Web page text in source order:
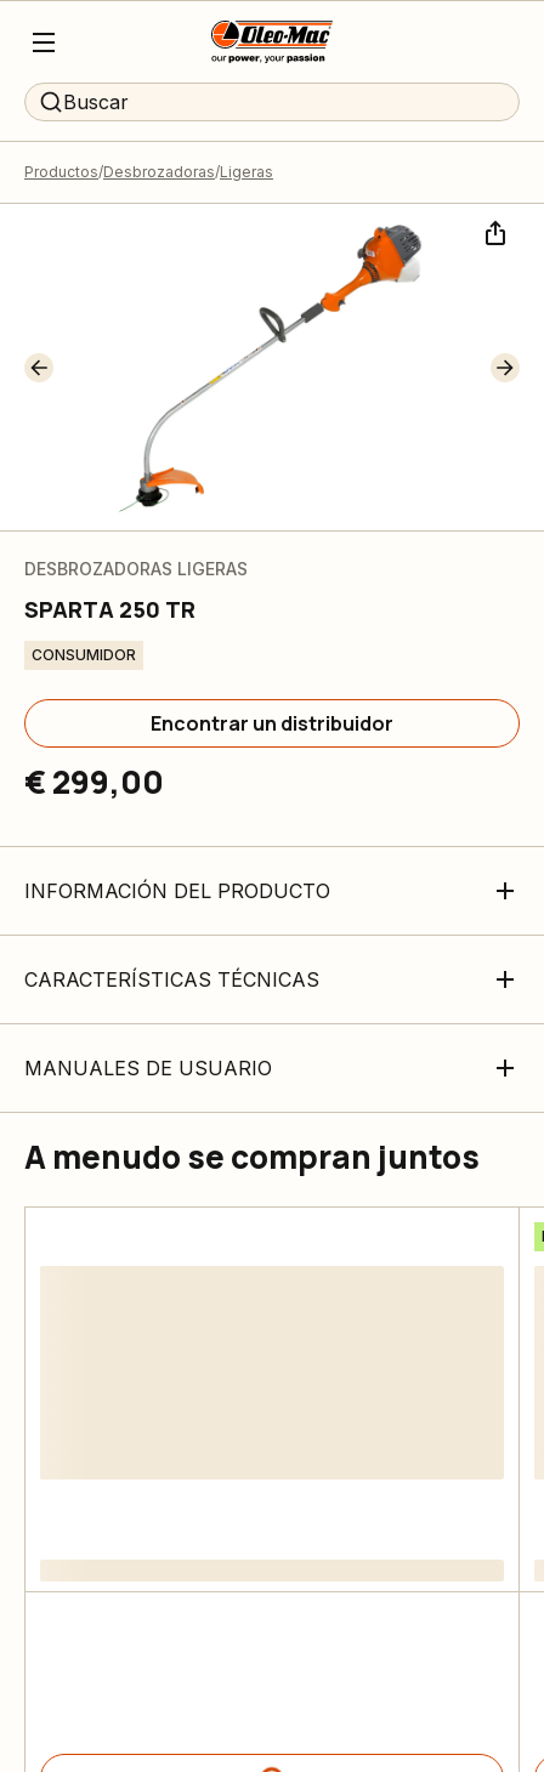
Buscar
Productos Desbrozadoras Ligeras
DESBROZADORAS LIGERAS
SPARTA 250 TR
CONSUMIDOR
Encontrar un distribuidor
€ 299,00
INFORMACIÓN DEL PRODUCTO
CARACTERÍSTICAS TÉCNICAS
MANUALES DE USUARIO
A menudo se compran juntos